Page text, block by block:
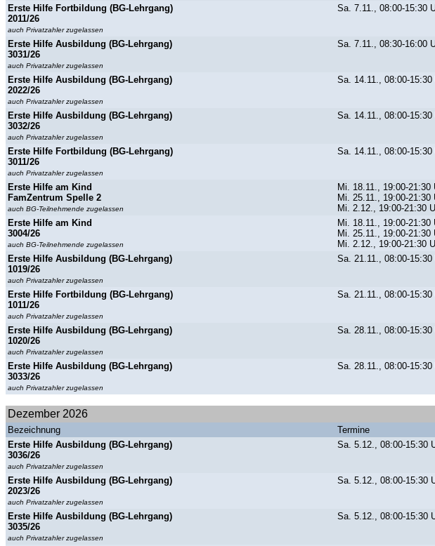
Erste Hilfe Fortbildung (BG-Lehrgang)
2011/26
auch Privatzahler zugelassen
Sa. 7.11., 08:00-15:30
Erste Hilfe Ausbildung (BG-Lehrgang)
3031/26
auch Privatzahler zugelassen
Sa. 7.11., 08:30-16:00
Erste Hilfe Ausbildung (BG-Lehrgang)
2022/26
auch Privatzahler zugelassen
Sa. 14.11., 08:00-15:30
Erste Hilfe Ausbildung (BG-Lehrgang)
3032/26
auch Privatzahler zugelassen
Sa. 14.11., 08:00-15:30
Erste Hilfe Fortbildung (BG-Lehrgang)
3011/26
auch Privatzahler zugelassen
Sa. 14.11., 08:00-15:30
Erste Hilfe am Kind
FamZentrum Spelle 2
auch BG-Teilnehmende zugelassen
Mi. 18.11., 19:00-21:30
Mi. 25.11., 19:00-21:30
Mi. 2.12., 19:00-21:30
Erste Hilfe am Kind
3004/26
auch BG-Teilnehmende zugelassen
Mi. 18.11., 19:00-21:30
Mi. 25.11., 19:00-21:30
Mi. 2.12., 19:00-21:30
Erste Hilfe Ausbildung (BG-Lehrgang)
1019/26
auch Privatzahler zugelassen
Sa. 21.11., 08:00-15:30
Erste Hilfe Fortbildung (BG-Lehrgang)
1011/26
auch Privatzahler zugelassen
Sa. 21.11., 08:00-15:30
Erste Hilfe Ausbildung (BG-Lehrgang)
1020/26
auch Privatzahler zugelassen
Sa. 28.11., 08:00-15:30
Erste Hilfe Ausbildung (BG-Lehrgang)
3033/26
auch Privatzahler zugelassen
Sa. 28.11., 08:00-15:30
Dezember 2026
Bezeichnung Termine
Erste Hilfe Ausbildung (BG-Lehrgang)
3036/26
auch Privatzahler zugelassen
Sa. 5.12., 08:00-15:30
Erste Hilfe Ausbildung (BG-Lehrgang)
2023/26
auch Privatzahler zugelassen
Sa. 5.12., 08:00-15:30
Erste Hilfe Ausbildung (BG-Lehrgang)
3035/26
auch Privatzahler zugelassen
Sa. 5.12., 08:00-15:30